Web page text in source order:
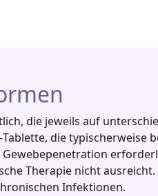
die jeweils auf
die typischerweise
Therapie nicht
Infektionen.